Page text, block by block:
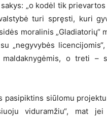
„o kodėl tik prievartos
turi spręsti, kuri
moralinis „Gladiatorių“
„negyvybės
o treti –
pasipiktins siūlomu
viduramžiu“, mat